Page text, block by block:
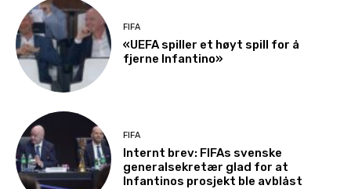
FIFA
«UEFA spiller et høyt spill for å
fjerne Infantino»
FIFA
Internt brev: FIFAs svenske
generalsekretær glad for at
Infantinos prosjekt ble avblåst